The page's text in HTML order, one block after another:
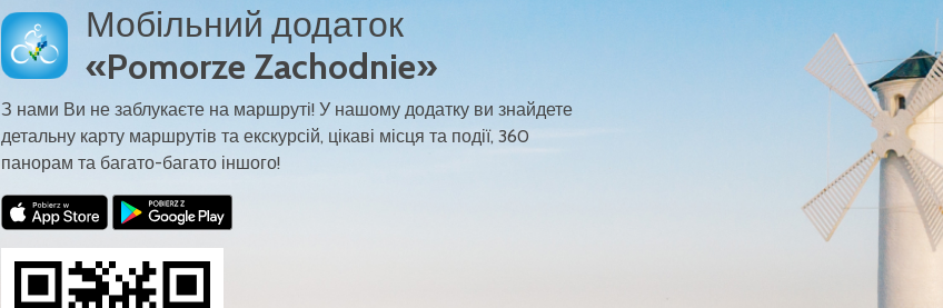
Мобільний додаток
«Pomorze Zachodnie»
З нами Ви не заблукаєте на маршруті! У нашому додатку ви знайдете
детальну карту маршрутів та екскурсій, цікаві місця та події, 360
панорам та багато-багато іншого!